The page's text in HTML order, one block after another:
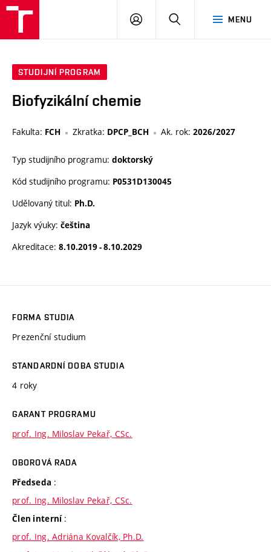
MENU
PŘIHLÁSIT
STUDIJNÍ PROGRAM
Biofyzikální chemie
Fakulta: FCH Zkratka: DPCP_BCH Ak. rok: 2026/2027
Typ studijního programu: doktorský
Kód studijního programu: P0531D130045
Udělovaný titul: Ph.D.
Jazyk výuky: čeština
Akreditace: 8.10.2019 - 8.10.2029
FORMA STUDIA
Prezenční studium
STANDARDNÍ DOBA STUDIA
4 roky
GARANT PROGRAMU
prof. Ing. Miloslav Pekař, CSc.
OBOROVÁ RADA
Předseda :
prof. Ing. Miloslav Pekař, CSc.
Člen interní :
prof. Ing. Adriána Kovalčík, Ph.D.